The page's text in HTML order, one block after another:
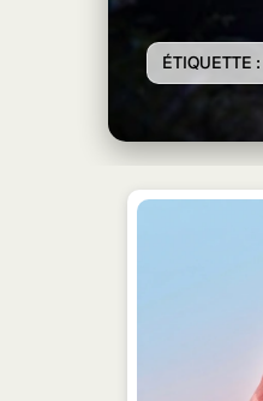
ÉTIQUETTE :